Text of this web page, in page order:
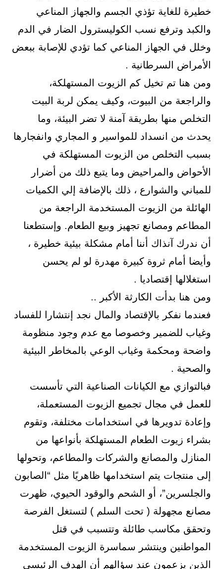
خطيرة للغاية تؤذي الجسم والجهاز المناعي
والكبد وترفع نسب الكوليسترول الضار في الدم
وخلل في الجهاز المناعي كما تؤدي للإصابة ببعض
الأمراض السرطانية .
ومن هنا تم تخيل كم الزيوت المستهلكة،
والراجعة من البيوت، وكيف يمكن لربة البيت
التخلص منها بطريقة آمنة لا تضر البيئة، وما
يحدث من انسداد للمواسير و المجاري وانفجارها
بسبب التخلص من الزيوت المستهلكة في
الأحواض والمراحيض وما يتبع ذلك من أضرار
للمباني والشوارع ، ذلك بالإضافة إلي الكميات
الهائلة من الزيوت المستخدمة الراجعة من
المطاعم ومصانع تجهيز وبيع الطعام. وإستطعنا
أن ندرك آنذاك أننا أمام مشكلة بيئية خطيرة ،
وأيضا أمام ثروة كبيرة مهدرة لو لم يحسن
استغلالها إقتصاديا .
ومن هنا بدأت الكارثة الأكبر ..
فعندما نفكر بالإقتصاد والمال نجد إنتشارا للفساد
وغياب للضمير وخصوصا مع عدم وجود منظومة
واضحة ومحكمة وغياب الوعي بالمخاطر البيئية
والصحية .
فبالتوازي مع الكيانات الصناعية التي تأسست
للعمل في مجال تجميع الزيوت المستعملة،
وإعادة تدويرها في استخدامات مختلفة، وتقوم
بشراء زيوت الطعام المستهلكة بأنواعها من
المنازل والمصانع والشركات والمطاعم، وتحولها
إلى منتجات يتم استخدامها ظاهريًا مثل “الصابون
والجلسرين”، أو الشحم والوقود الحيوي، ظهرت
مصانع مجهولة ( تحت السلم ) لتستغل الفرصة
وتحقق مكاسب طائلة وتتسبب في قتل
المواطنين وينتشر سماسرة الزيوت المستخدمة
الذين يزعمون عند سؤالهم أن الهدف الرئيسي